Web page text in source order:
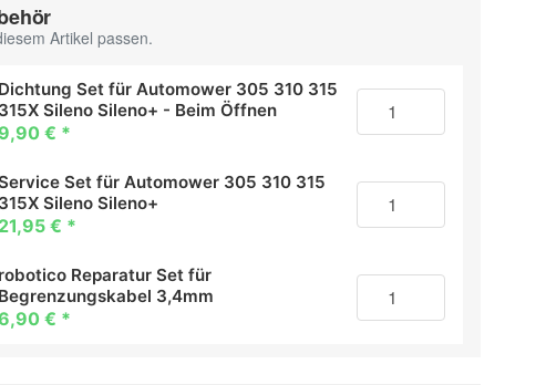
Artikel passen.
Dichtung Set für Automower 305 310 315
315X Sileno Sileno+ - Beim Öffnen
€ *
Set für Automower 305 310 315
315X Sileno Sileno+
21,95 € *
robotico Reparatur Set für
Begrenzungskabel 3,4mm
€ *